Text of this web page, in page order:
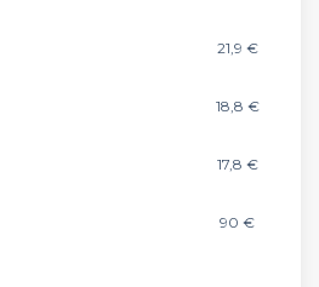
21,9 €
18,8 €
17,8 €
90 €